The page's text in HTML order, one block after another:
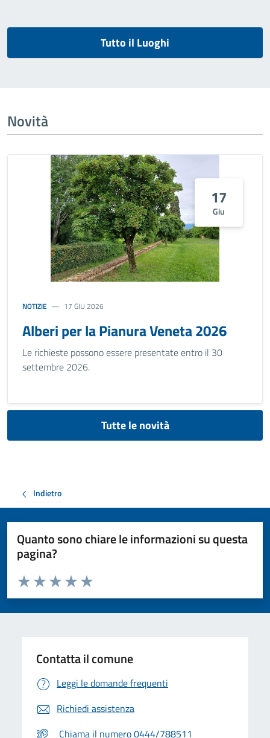
Tutto il Luoghi
Novità
17
Giu
NOTIZIE 17 GIU 2026
Alberi per la Pianura Veneta 2026
Le richieste possono essere presentate entro il 30
settembre 2026.
Tutte le novità
Indietro
Quanto sono chiare le informazioni su questa
pagina?
Valuta da 1 a 5 stelle la pagina
Valuta 5 stelle su 5
Valuta 4 stelle su 5
Valuta 3 stelle su 5
Valuta 2 stelle su 5
Valuta 1 stelle su 5
Contatta il comune
Leggi le domande frequenti
Richiedi assistenza
Chiama il numero 0444/788511